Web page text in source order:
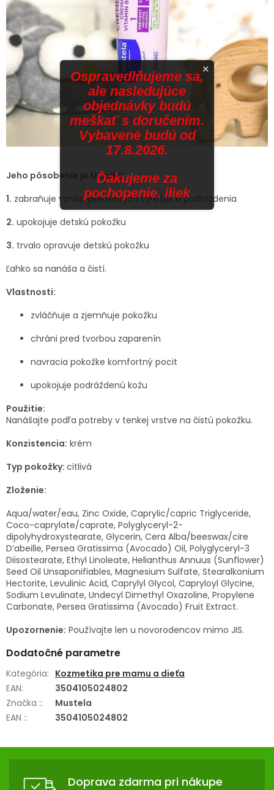
Jeho pôsobenie je trojaké:
1. zabraňuje vzniku plienkových vyrážok a podráždenia
2. upokojuje detskú pokožku
3. trvalo opravuje detskú pokožku
Ľahko sa nanáša a čistí.
Vlastnosti:
zvláčňuje a zjemňuje pokožku
chráni pred tvorbou zaparenín
navracia pokožke komfortný pocit
upokojuje podráždenú kožu
Použitie:
Nanášajte podľa potreby v tenkej vrstve na čistú pokožku.
Konzistencia: krém
Typ pokožky: citlivá
Zloženie:
Aqua/water/eau, Zinc Oxide, Caprylic/capric Triglyceride,
Coco-caprylate/caprate, Polyglyceryl-2-
dipolyhydroxystearate, Glycerin, Cera Alba/beeswax/cire
D’abeille, Persea Gratissima (Avocado) Oil, Polyglyceryl-3
Diisostearate, Ethyl Linoleate, Helianthus Annuus (Sunflower)
Seed Oil Unsaponifiables, Magnesium Sulfate, Stearalkonium
Hectorite, Levulinic Acid, Caprylyl Glycol, Capryloyl Glycine,
Sodium Levulinate, Undecyl Dimethyl Oxazoline, Propylene
Carbonate, Persea Gratissima (Avocado) Fruit Extract.
Upozornenie: Používajte len u novorodencov mimo JIS.
Dodatočné parametre
Kategória: Kozmetika pre mamu a dieťa
EAN:
3504105024802
Značka ::
Mustela
EAN :: 3504105024802
Z
Doprava zdarma pri nákupe
×
Ospravedlňujeme sa,
ale nasledujúce
objednávky budú
meškať s doručením.
Vybavené budú od
17.8.2026.
Ďakujeme za
pochopenie. iliek